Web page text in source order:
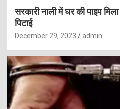
सरकारी नाली में घर की पाइप
पिटाई
December 29, 2023 admin